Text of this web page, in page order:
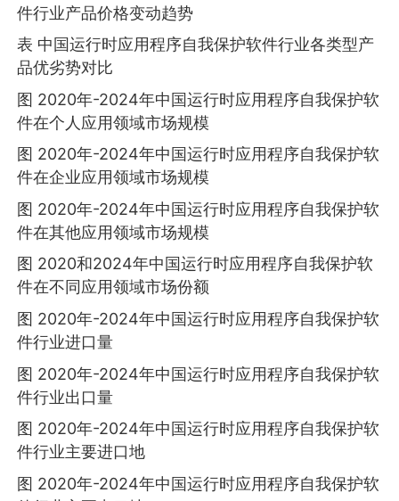
件行业产品价格变动趋势
表 中国运行时应用程序自我保护软件行业各类型产
品优劣势对比
图 2020年-2024年中国运行时应用程序自我保护软
件在个人应用领域市场规模
图 2020年-2024年中国运行时应用程序自我保护软
件在企业应用领域市场规模
图 2020年-2024年中国运行时应用程序自我保护软
件在其他应用领域市场规模
图 2020和2024年中国运行时应用程序自我保护软
件在不同应用领域市场份额
图 2020年-2024年中国运行时应用程序自我保护软
件行业进口量
图 2020年-2024年中国运行时应用程序自我保护软
件行业出口量
图 2020年-2024年中国运行时应用程序自我保护软
件行业主要进口地
图 2020年-2024年中国运行时应用程序自我保护软